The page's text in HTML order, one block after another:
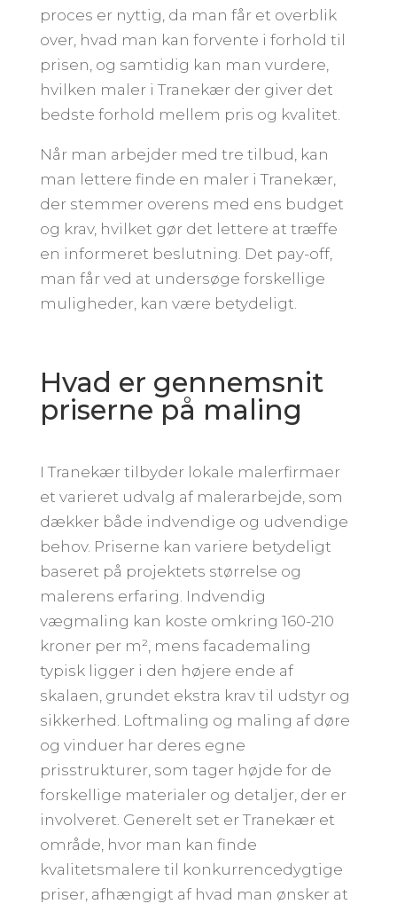
proces er nyttig, da man får et overblik
over, hvad man kan forvente i forhold til
prisen, og samtidig kan man vurdere,
hvilken maler i Tranekær der giver det
bedste forhold mellem pris og kvalitet.
Når man arbejder med tre tilbud, kan
man lettere finde en maler i Tranekær,
der stemmer overens med ens budget
og krav, hvilket gør det lettere at træffe
en informeret beslutning. Det pay-off,
man får ved at undersøge forskellige
muligheder, kan være betydeligt.
Hvad er gennemsnit
priserne på maling
I Tranekær tilbyder lokale malerfirmaer
et varieret udvalg af malerarbejde, som
dækker både indvendige og udvendige
behov. Priserne kan variere betydeligt
baseret på projektets størrelse og
malerens erfaring. Indvendig
vægmaling kan koste omkring 160-210
kroner per m², mens facademaling
typisk ligger i den højere ende af
skalaen, grundet ekstra krav til udstyr og
sikkerhed. Loftmaling og maling af døre
og vinduer har deres egne
prisstrukturer, som tager højde for de
forskellige materialer og detaljer, der er
involveret. Generelt set er Tranekær et
område, hvor man kan finde
kvalitetsmalere til konkurrencedygtige
priser, afhængigt af hvad man ønsker at